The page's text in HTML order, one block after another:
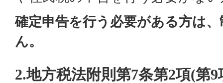
確定申告を行う必要がある方は
ん。
2.地方税法附則第7条第2項(第